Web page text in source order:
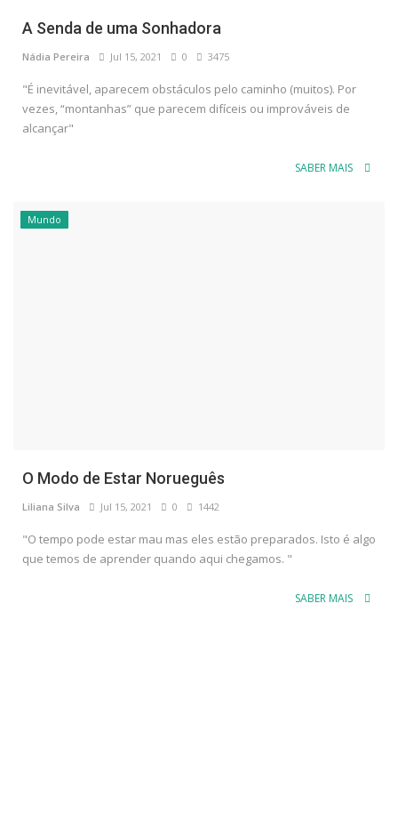
A Senda de uma Sonhadora
Nádia Pereira Jul 15, 2021 0 3475
"É inevitável, aparecem obstáculos pelo caminho (muitos). Por
vezes, “montanhas” que parecem difíceis ou improváveis de
alcançar"
SABER MAIS
Mundo
O Modo de Estar Norueguês
Liliana Silva Jul 15, 2021 0 1442
"O tempo pode estar mau mas eles estão preparados. Isto é algo
que temos de aprender quando aqui chegamos. "
SABER MAIS